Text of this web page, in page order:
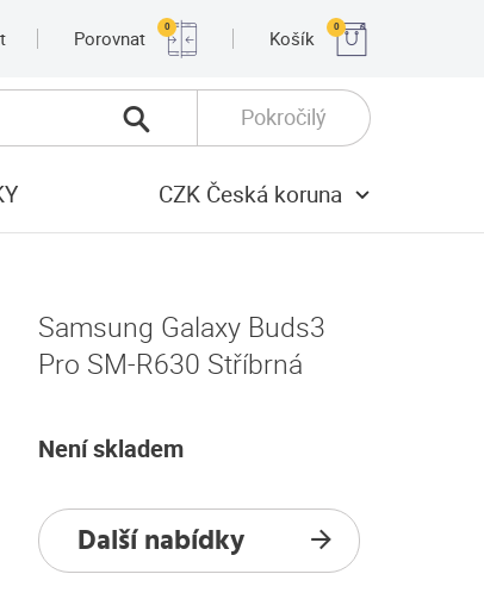
Porovnat
0
Košík
0
Pokročilý
CZK Česká koruna
Samsung Galaxy Buds3
Pro SM-R630 Stříbrná
Není skladem
Další nabídky